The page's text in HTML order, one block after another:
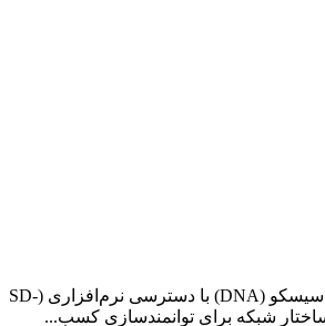
معماری شبکه دیجیتال سیسکو (DNA) با دسترسی نرم‌افزاری (SD-